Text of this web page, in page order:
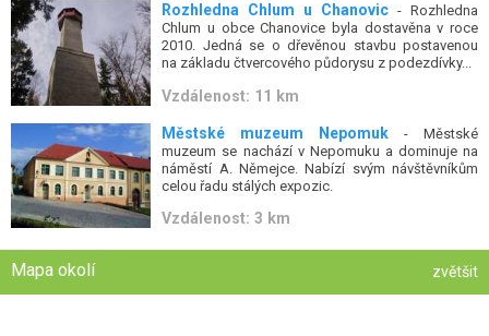
Rozhledna Chlum u Chanovic - Rozhledna
Chlum u obce Chanovice byla dostavěna v roce
2010. Jedná se o dřevěnou stavbu postavenou
na základu čtvercového půdorysu z podezdívky...
Vzdálenost: 11 km
Městské muzeum Nepomuk - Městské
muzeum se nachází v Nepomuku a dominuje na
náměstí A. Němejce. Nabízí svým návštěvníkům
celou řadu stálých expozic.
Vzdálenost: 3 km
Mapa okolí zvětšit